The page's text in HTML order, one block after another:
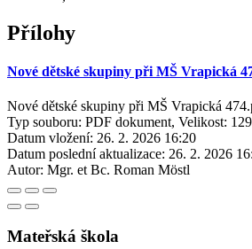
Přílohy
Nové dětské skupiny při MŠ Vrapická
Nové dětské skupiny při MŠ Vrapická
Typ souboru: PDF dokument, Velikost:
Datum vložení: 26. 2. 2026 16:20
Datum poslední aktualizace: 26. 2. 2026
Autor: Mgr. et Bc. Roman Möstl
Mateřská škola